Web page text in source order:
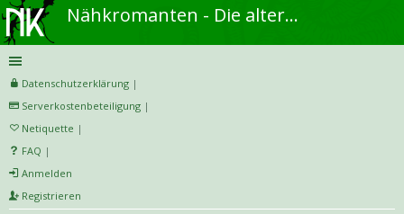
Nähkromanten - Die alternative Näh- und DIY-Community
Datenschutzerklärung |
Serverkostenbeteiligung |
Netiquette |
FAQ |
Anmelden
Registrieren